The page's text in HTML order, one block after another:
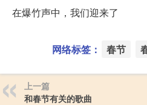
在爆竹声中，我们迎来了
网络标签： 春节
上一篇
和春节有关的歌曲